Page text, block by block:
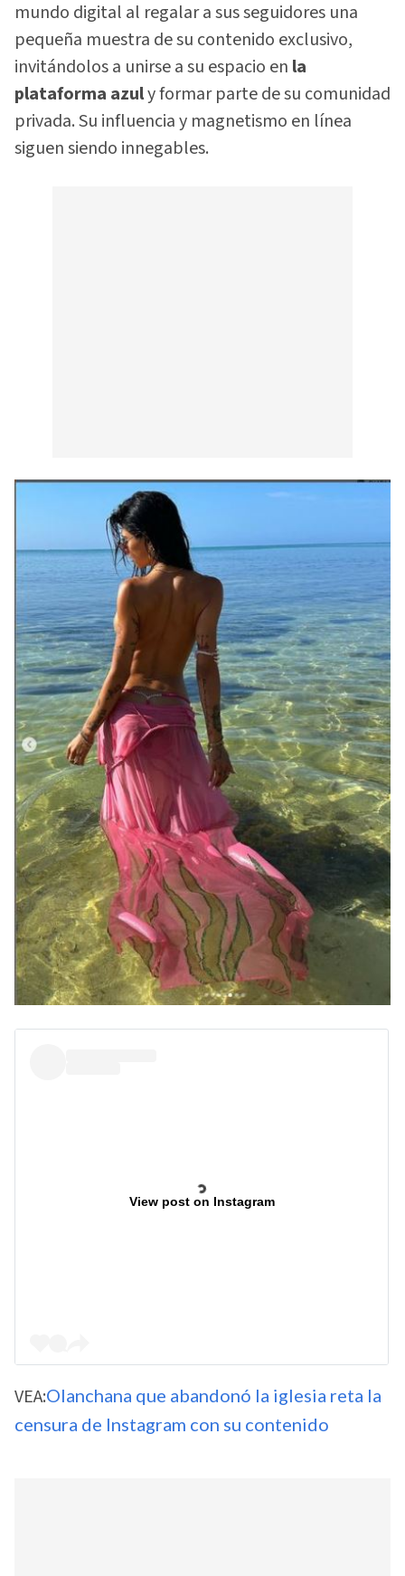
mundo digital al regalar a sus seguidores una
pequeña muestra de su contenido exclusivo,
invitándolos a unirse a su espacio en la
plataforma azuly formar parte de su comunidad
privada. Su influencia y magnetismo en línea
siguen siendo innegables.
View post on Instagram
VEA:Olanchana que abandonó la iglesia reta la
censura de Instagram con su contenido